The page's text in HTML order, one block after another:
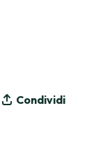
Condividi